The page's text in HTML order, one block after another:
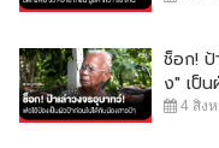
ช็อก! ป้
ง" เป็น
4 สิง